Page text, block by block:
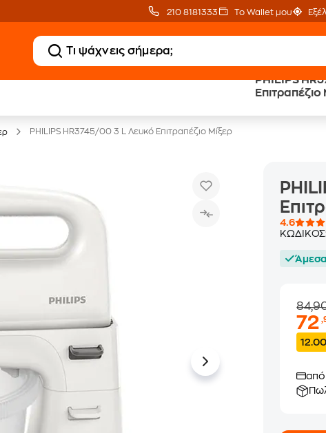
210 8181333 Το Wallet μου
PHILIPS
Επιτραπέζιο
Δωρεάν Μεταφορικά
PHILIPS HR3745/00 3 L Λευκό Επιτραπέζιο Μίξερ
4.6
Άμεσα
72